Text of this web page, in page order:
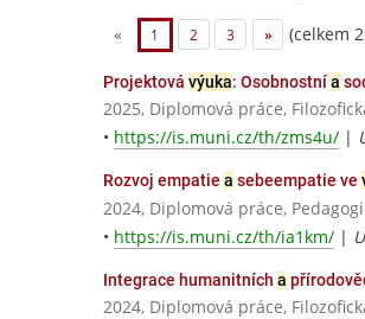
« 1 2 3 » (celkem
Projektová výuka: Osobnostnía
2025, Diplomová práce,
• https://is.muni.cz/th/zms4u/ |
Rozvoj empatie a sebeempatie ve
2024, Diplomová práce,
• https://is.muni.cz/th/ia1km/ |
Integrace humanitních a
2024, Diplomová práce,